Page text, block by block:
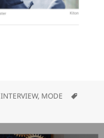
Kategorien
INTERVIEW, MODE